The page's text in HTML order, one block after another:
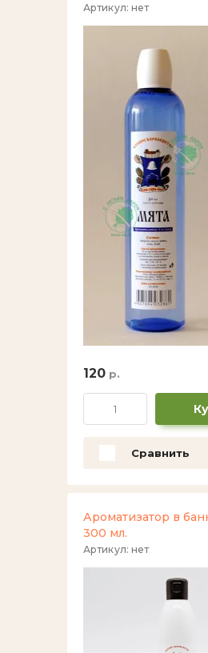
Артикул: нет
120 р.
Сравнить
Ароматизатор в
300 мл.
Артикул: нет